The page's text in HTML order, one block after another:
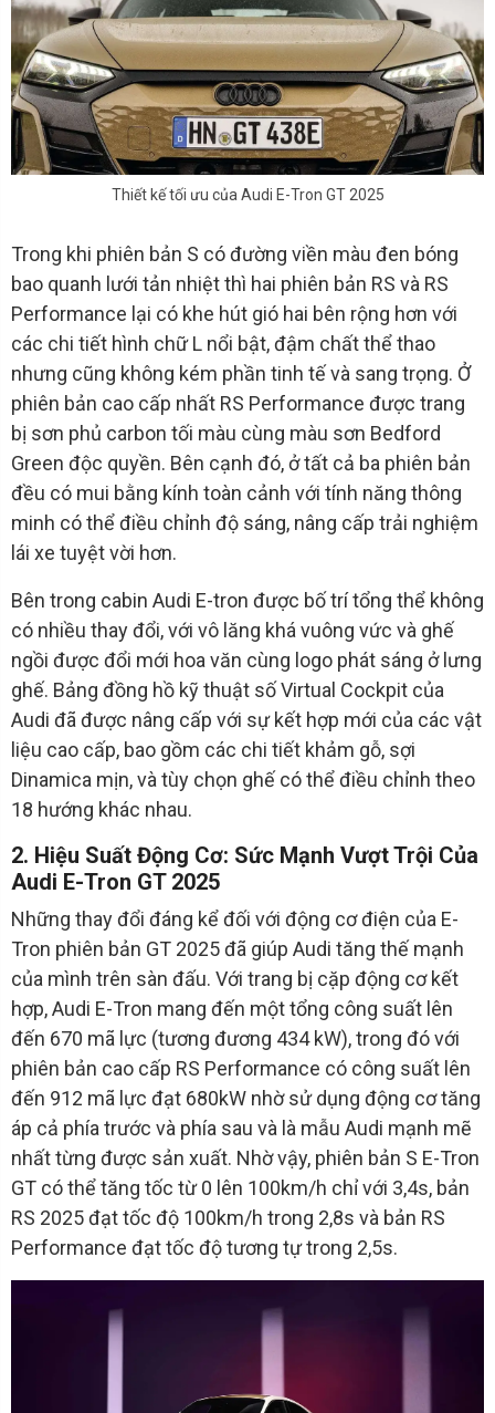
Thiết kế tối ưu của Audi E-Tron GT 2025
Trong khi phiên bản S có đường viền màu đen bóng
bao quanh lưới tản nhiệt thì hai phiên bản RS và RS
Performance lại có khe hút gió hai bên rộng hơn với
các chi tiết hình chữ L nổi bật, đậm chất thể thao
nhưng cũng không kém phần tinh tế và sang trọng. Ở
phiên bản cao cấp nhất RS Performance được trang
bị sơn phủ carbon tối màu cùng màu sơn Bedford
Green độc quyền. Bên cạnh đó, ở tất cả ba phiên bản
đều có mui bằng kính toàn cảnh với tính năng thông
minh có thể điều chỉnh độ sáng, nâng cấp trải nghiệm
lái xe tuyệt vời hơn.
Bên trong cabin Audi E-tron được bố trí tổng thể không
có nhiều thay đổi, với vô lăng khá vuông vức và ghế
ngồi được đổi mới hoa văn cùng logo phát sáng ở lưng
ghế. Bảng đồng hồ kỹ thuật số Virtual Cockpit của
Audi đã được nâng cấp với sự kết hợp mới của các vật
liệu cao cấp, bao gồm các chi tiết khảm gỗ, sợi
Dinamica mịn, và tùy chọn ghế có thể điều chỉnh theo
18 hướng khác nhau.
2. Hiệu Suất Động Cơ: Sức Mạnh Vượt Trội Của
Audi E-Tron GT 2025
Những thay đổi đáng kể đối với động cơ điện của E-
Tron phiên bản GT 2025 đã giúp Audi tăng thế mạnh
của mình trên sàn đấu. Với trang bị cặp động cơ kết
hợp, Audi E-Tron mang đến một tổng công suất lên
đến 670 mã lực (tương đương 434 kW), trong đó với
phiên bản cao cấp RS Performance có công suất lên
đến 912 mã lực đạt 680kW nhờ sử dụng động cơ tăng
áp cả phía trước và phía sau và là mẫu Audi mạnh mẽ
nhất từng được sản xuất. Nhờ vậy, phiên bản S E-Tron
GT có thể tăng tốc từ 0 lên 100km/h chỉ với 3,4s, bản
RS 2025 đạt tốc độ 100km/h trong 2,8s và bản RS
Performance đạt tốc độ tương tự trong 2,5s.